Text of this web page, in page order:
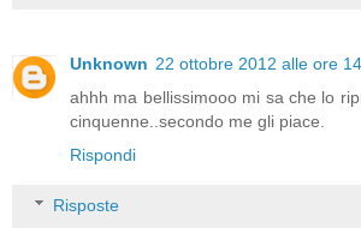
Unknown 22 ottobre 2012 alle ore
ahhh ma bellissimooo mi sa che lo
cinquenne..secondo me gli piace.
Rispondi
Risposte